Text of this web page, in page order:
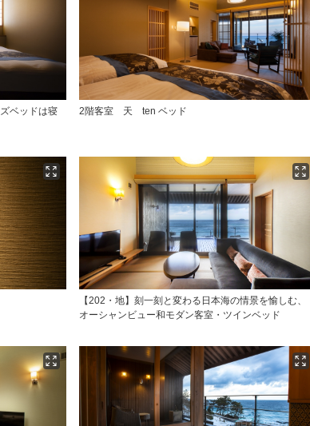
ベッドは寝
2階客室 天 ten ベッド
【202・地】刻一刻と変わる日本海の情景を愉しむ、
オーシャンビュー和モダン客室・ツインベッド